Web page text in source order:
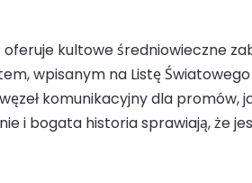
oferuje kultowe średniowieczne
wpisanym na Listę
komunikacyjny dla promów,
i bogata historia sprawiają, że